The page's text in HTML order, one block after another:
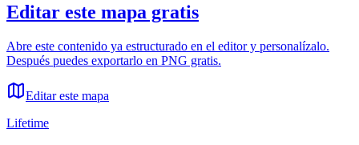
Editar este mapa gratis
Abre este contenido ya estructurado en el editor y personalízalo.
Después puedes exportarlo en PNG gratis.
Editar este mapa
Lifetime